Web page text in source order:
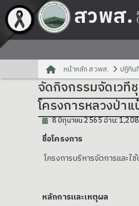
สวพส.
หน้าหลัก สวพส. ปฏิทิน
จัดกิจกรรมจัดเวที
โครงการหลวงป่า
8 มิถุนายน 2565 อ่าน:
ชื่อโครงการ
โครงการบริหารจัดการและ
หลักการและเหตุผล